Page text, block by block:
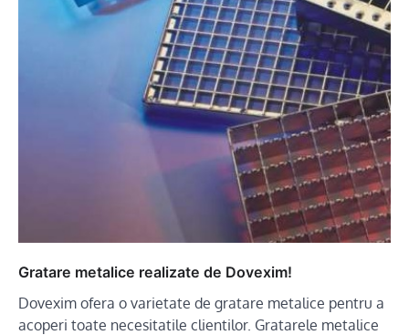
Gratare metalice realizate de Dovexim!
Dovexim ofera o varietate de gratare metalice pentru a
acoperi toate necesitatile clientilor. Gratarele metalice